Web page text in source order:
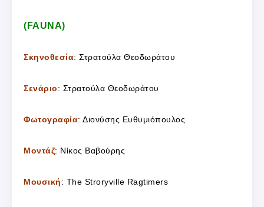
(FAUNA)
Σκηνοθεσία: Στρατούλα Θεοδωράτου
Σενάριο: Στρατούλα Θεοδωράτου
Φωτογραφία: Διονύσης Ευθυμιόπουλος
Μοντάζ: Νίκος Βαβούρης
Μουσική: The Stroryville Ragtimers